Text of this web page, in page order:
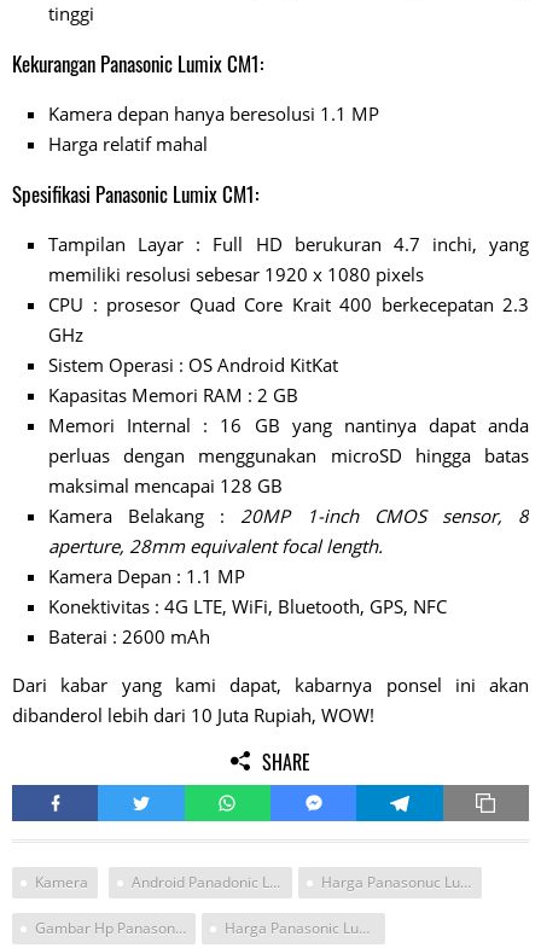
tinggi
Kekurangan Panasonic Lumix CM1:
Kamera depan hanya beresolusi 1.1 MP
Harga relatif mahal
Spesifikasi Panasonic Lumix CM1:
Tampilan Layar : Full HD berukuran 4.7 inchi, yang
memiliki resolusi sebesar 1920 x 1080 pixels
CPU : prosesor Quad Core Krait 400 berkecepatan 2.3
GHz
Sistem Operasi : OS Android KitKat
Kapasitas Memori RAM : 2 GB
Memori Internal : 16 GB yang nantinya dapat anda
perluas dengan menggunakan microSD hingga batas
maksimal mencapai 128 GB
Kamera Belakang :20MP 1-inch CMOS sensor, 8
aperture, 28mm equivalent focal length.
Kamera Depan : 1.1 MP
Konektivitas : 4G LTE, WiFi, Bluetooth, GPS, NFC
Baterai : 2600 mAh
Dari kabar yang kami dapat, kabarnya ponsel ini akan
dibanderol lebih dari 10 Juta Rupiah, WOW!
SHARE
Kamera Android Panadonic Lumic Dmc Harga Panasonuc Lumix Cm1
Gambar Hp Panasonic Kamera Besar Harga Panasonic Lumix Dmc Cm1